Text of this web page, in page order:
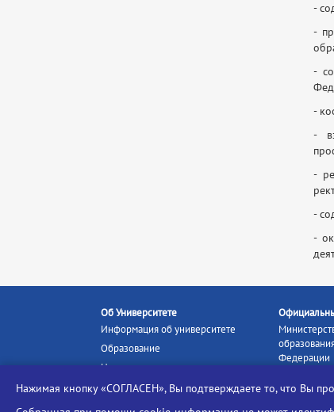
-
-
-
-
-
-
-
-
Об Университете
Информация об университете
Образование
Наука и инновации
Абитуриенту
Федерации
Портал
Нажимая кнопку «СОГЛАСЕН», Вы подтверждаете то, что Вы